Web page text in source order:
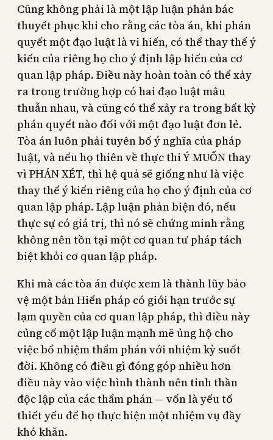
Cũng không phải là một lập luận phản bác
thuyết phục khi cho rằng các tòa án, khi phán
quyết một đạo luật là vi hiến, có thể thay thế ý
kiến của riêng họ cho ý định lập hiến của cơ
quan lập pháp. Điều này hoàn toàn có thể xảy
ra trong trường hợp có hai đạo luật mâu
thuẫn nhau, và cũng có thể xảy ra trong bất kỳ
phán quyết nào đối với một đạo luật đơn lẻ.
Tòa án luôn phải tuyên bố ý nghĩa của pháp
luật, và nếu họ thiên về thực thi Ý MUỐN thay
vì PHÁN XÉT, thì hệ quả sẽ giống như là việc
thay thế ý kiến riêng của họ cho ý định của cơ
quan lập pháp. Lập luận phản biện đó, nếu
thực sự có giá trị, thì nó sẽ chứng minh rằng
không nên tồn tại một cơ quan tư pháp tách
biệt khỏi cơ quan lập pháp.
Khi mà các tòa án được xem là thành lũy bảo
vệ một bản Hiến pháp có giới hạn trước sự
lạm quyền của cơ quan lập pháp, thì điều này
củng cố một lập luận mạnh mẽ ủng hộ cho
việc bổ nhiệm thẩm phán với nhiệm kỳ suốt
đời. Không có điều gì đóng góp nhiều hơn
điều này vào việc hình thành nên tinh thần
độc lập của các thẩm phán — vốn là yếu tố
thiết yếu để họ thực hiện một nhiệm vụ đầy
khó khăn.